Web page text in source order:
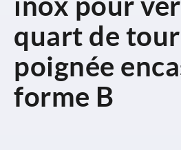
quart de
poignée
forme B